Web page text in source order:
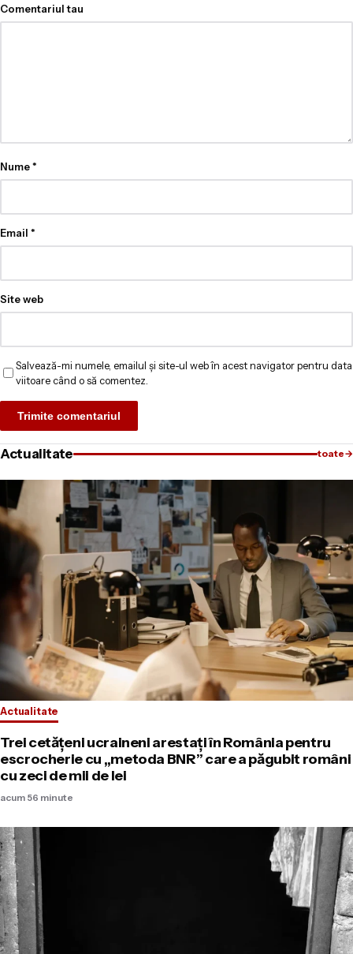
Comentariul tau
Nume*
Email *
Site web
Salvează-mi numele, emailul și site-ul web în acest navigator pentru data
viitoare când o să comentez.
Actualitate toate→
Actualitate
Trei cetățeni ucraineni arestați în România pentru
escrocherie cu „metoda BNR” care a păgubit români
cu zeci de mii de lei
acum 56 minute